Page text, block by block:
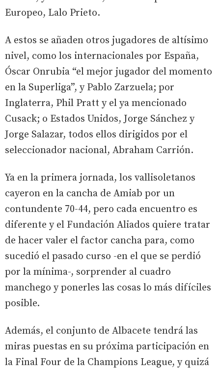
Europeo, Lalo Prieto.
A estos se añaden otros jugadores de altísimo
nivel, como los internacionales por España,
Óscar Onrubia “el mejor jugador del momento
en la Superliga”, y Pablo Zarzuela; por
Inglaterra, Phil Pratt y el ya mencionado
Cusack; o Estados Unidos, Jorge Sánchez y
Jorge Salazar, todos ellos dirigidos por el
seleccionador nacional, Abraham Carrión.
Ya en la primera jornada, los vallisoletanos
cayeron en la cancha de Amiab por un
contundente 70-44, pero cada encuentro es
diferente y el Fundación Aliados quiere tratar
de hacer valer el factor cancha para, como
sucedió el pasado curso -en el que se perdió
por la mínima-, sorprender al cuadro
manchego y ponerles las cosas lo más difíciles
posible.
Además, el conjunto de Albacete tendrá las
miras puestas en su próxima participación en
la Final Four de la Champions League, y quizá